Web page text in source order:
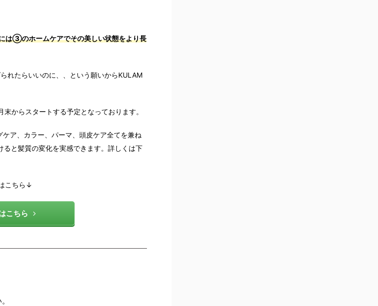
は③のホームケアでその美しい状態をより長
れたらいいのに、、という願いからKULAM
からスタートする予定となっております。
ア、カラー、パーマ、頭皮ケア全てを兼ね
と髪質の変化を実感できます。詳しくは下
こちら↓
こちら